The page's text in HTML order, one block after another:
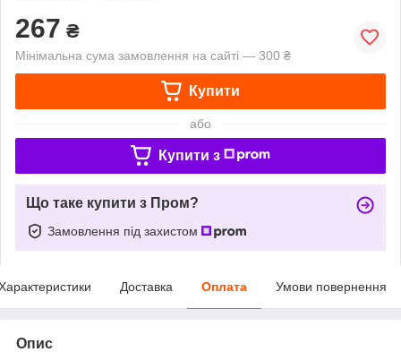
267 ₴
Мінімальна сума замовлення на сайті — 300 ₴
Купити
або
Купити з
Що таке купити з Пром?
Замовлення під захистом
Доставка Оплата Умови повернення
Опис